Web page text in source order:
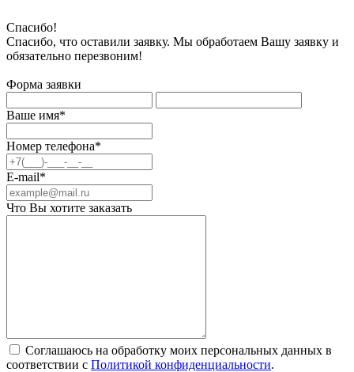
Спасибо!
Спасибо, что оставили заявку. Мы обработаем Вашу заявку и
обязательно перезвоним!
Форма заявки
Ваше имя*
Номер телефона*
E-mail*
Что Вы хотите заказать
Соглашаюсь на обработку моих персональных данных в
соответствии с Политикой конфиденциальности.